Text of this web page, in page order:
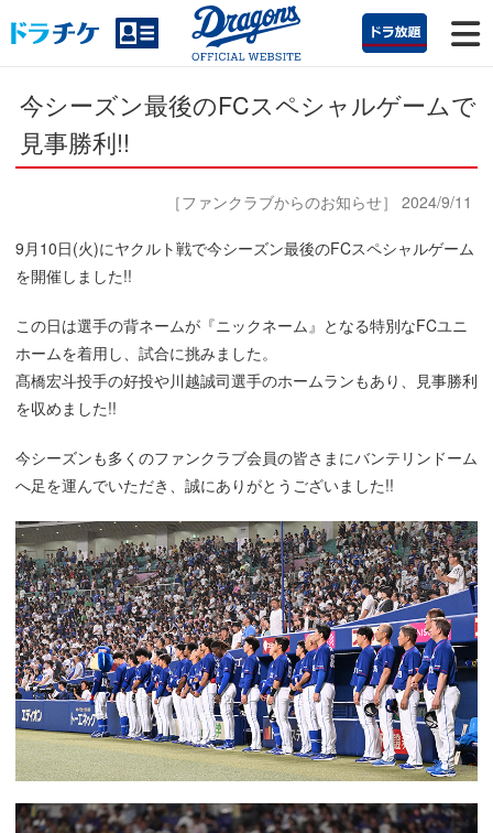
今シーズン最後のFCスペシャルゲームで
見事勝利!!
［ファンクラブからのお知らせ］ 2024/9/11
9月10日(火)にヤクルト戦で今シーズン最後のFCスペシャルゲーム
を開催しました!!
この日は選手の背ネームが『ニックネーム』となる特別なFCユニ
ホームを着用し、試合に挑みました。
髙橋宏斗投手の好投や川越誠司選手のホームランもあり、見事勝利
を収めました!!
今シーズンも多くのファンクラブ会員の皆さまにバンテリンドーム
へ足を運んでいただき、誠にありがとうございました!!